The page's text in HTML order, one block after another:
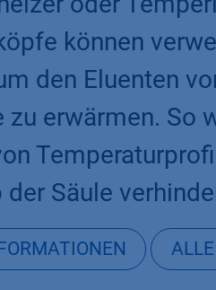
können
den Eluenten
zu erwärmen. So
der Säule